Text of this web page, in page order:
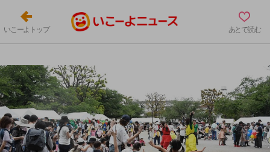
いこーよトップ あとで読む